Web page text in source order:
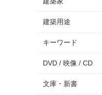
建築用途
キーワード
DVD / 映像 / CD
文庫・新書